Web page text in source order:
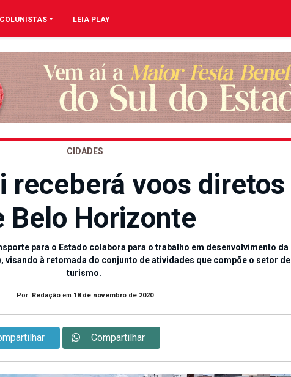
COLUNISTAS LEIA PLAY
CIDADES
receberá voos diretos
Belo Horizonte
para o Estado colabora para o trabalho em desenvolvimento da
visando à retomada do conjunto de atividades que compõe o setor de
turismo.
Por: Redação em 18 de novembro de 2020
Compartilhar